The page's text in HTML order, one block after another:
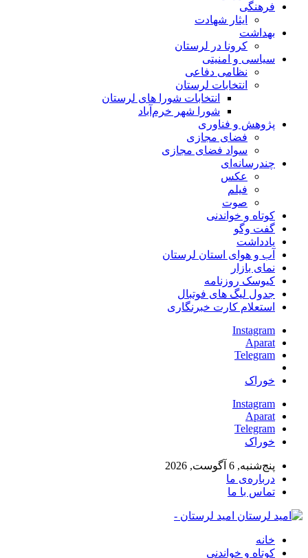
فرهنگی
ایثار شهادت
بهداشت
کرونا در لرستان
سیاسی و امنیتی
نظامی دفاعی
انتخابات لرستان
انتخابات شورا های لرستان
شورا شهر خرم‌آباد
پژوهش و فناوری
فضای مجازی
سواد فضای مجازی
چندرسانه‌ای
عكس
فیلم
صوت
کوتاه و خواندنی
گفت وگو
یادداشت
آب و هوای استان لرستان
نمای بازار
کیوسک روزنامه
جدول لیگ های فوتبال
استعلام کارت خبرنگاری
Instagram
Aparat
Telegram
خوراک
Instagram
Aparat
Telegram
خوراک
پنج‌شنبه, 6 آگوست, 2026
درباره‌ی ما
تماس با ما
امید لرستان -
خانه
کوتاه و خواندنی